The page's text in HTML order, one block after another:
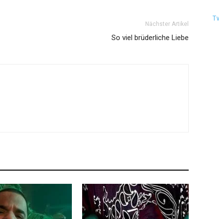
Nächster Artikel
So viel brüderliche Liebe